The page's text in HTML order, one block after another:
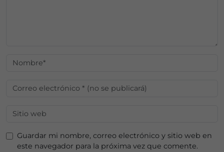
Guardar mi nombre, correo electrónico y sitio web en
este navegador para la próxima vez que comente.